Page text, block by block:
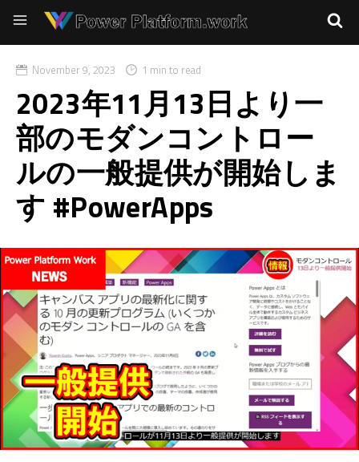
November 9, 2023 1 min to read
2023年11月13日より一
部のモダンコントロー
ルの一般提供が開始しま
す #PowerApps